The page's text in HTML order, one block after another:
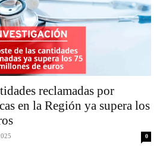
reclamadas por
en la Región ya supera los
0